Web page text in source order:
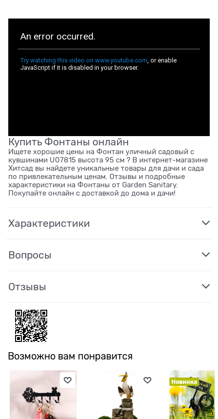
Купить Фонтаны онлайн
Ищете хорошие цены на Фонтан уличный садовый с
кувшинами U07815 высота 95 см ? В интернет-магазине
Хитсад вы найдете уникальные товары для дачи и сада
по привлекательным ценам. Отзывы и подробные
характеристики на Фонтаны от Garden Sanitary.
Покупайте онлайн с доставкой до дома и дачи!
Характеристики
Вопросы
Отзывы
Возможно вам понравится
Новинка